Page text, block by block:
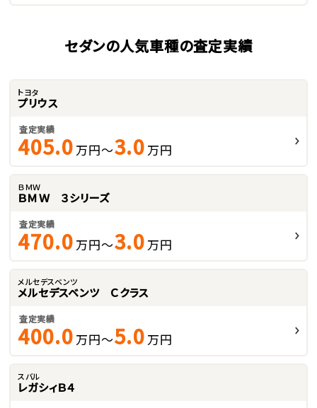
セダンの人気車種の査定実績
トヨタ
プリウス
査定実績
405.0 万円～3.0 万円
ＢＭＷ
ＢＭＷ ３シリーズ
査定実績
470.0 万円～3.0 万円
メルセデスベンツ
メルセデスベンツ Ｃクラス
査定実績
400.0 万円～5.0 万円
スバル
レガシィＢ４